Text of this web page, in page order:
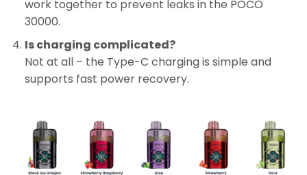
work together to prevent leaks in the POCO
30000.
Is charging complicated?
Not at all – the Type-C charging is simple and
supports fast power recovery.